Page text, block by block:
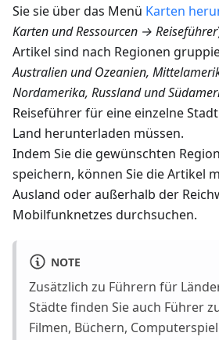
Sie sie über das Menü Karten
Karten und Ressourcen → Reiseführer
Artikel sind nach Regionen
Australien und Ozeanien,
Nordamerika, Russland und
Reiseführer für eine einzelne
Land herunterladen müssen.
Indem Sie die gewünschten
speichern, können Sie die Artikel
Ausland oder außerhalb der
Mobilfunknetzes durchsuchen.
NOTE
Zusätzlich zu Führern für
Städte finden Sie auch Führer
Filmen, Büchern,